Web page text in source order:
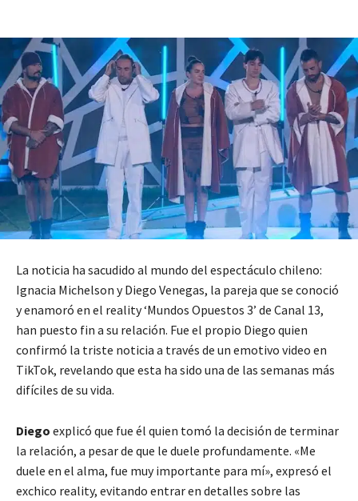
La noticia ha sacudido al mundo del espectáculo chileno:
Ignacia Michelson y Diego Venegas, la pareja que se conoció
y enamoró en el reality ‘Mundos Opuestos 3’ de Canal 13,
han puesto fin a su relación. Fue el propio Diego quien
confirmó la triste noticia a través de un emotivo video en
TikTok, revelando que esta ha sido una de las semanas más
difíciles de su vida.
Diego explicó que fue él quien tomó la decisión de terminar
la relación, a pesar de que le duele profundamente. «Me
duele en el alma, fue muy importante para mí», expresó el
exchico reality, evitando entrar en detalles sobre las